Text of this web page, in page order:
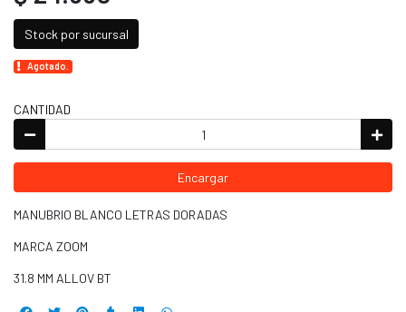
Stock por sucursal
Agotado.
CANTIDAD
Encargar
MANUBRIO BLANCO LETRAS DORADAS
MARCA ZOOM
31.8 MM ALLOV BT